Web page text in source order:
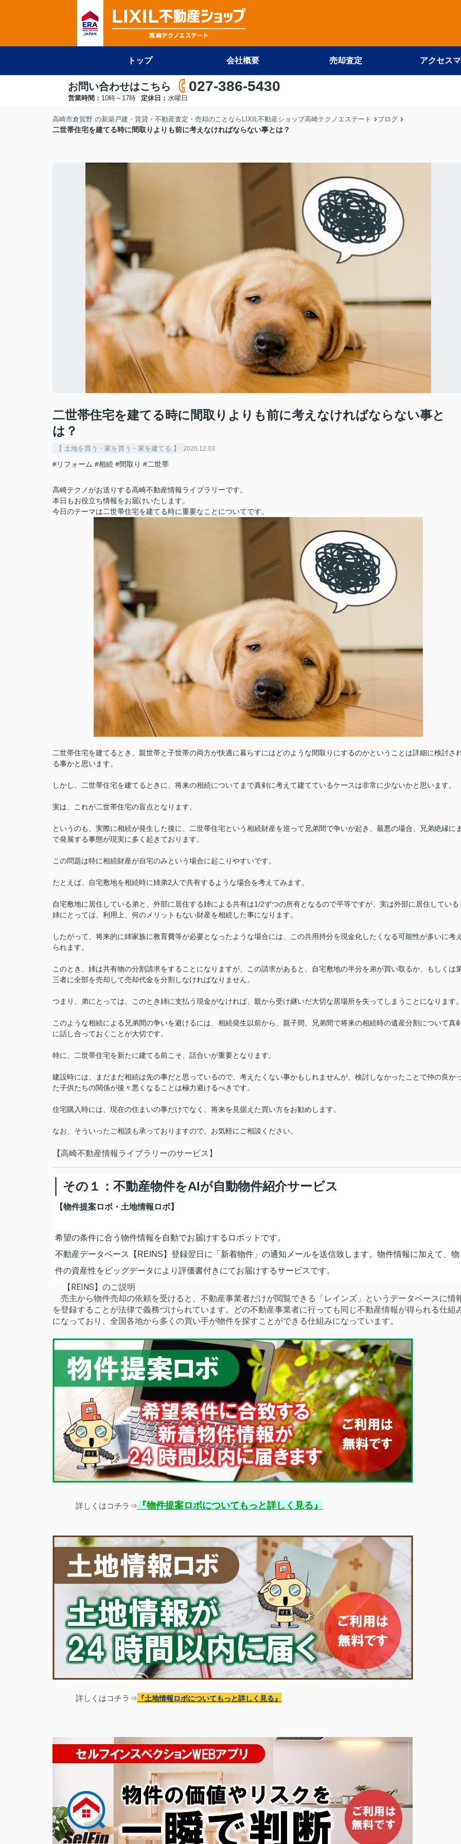
トップ 会社概要 売却査定 アクセス
お問い合わせはこちら 027-386-5430
営業時間： 10時～17時 定休日： 水曜日
高崎市倉賀野 の新築戸建・賃貸・不動産査定・売却のことならLIXIL不動産ショップ高崎テクノエステート ブログ
二世帯住宅を建てる時に間取りよりも前に考えなければならない事とは？
二世帯住宅を建てる時に間取りよりも前に考えなければならない事と
は？
【 土地を買う・家を買う・家を建てる 】 2020.12.03
#リフォーム #相続 #間取り #二世帯
高崎テクノがお送りする高崎不動産情報ライブラリーです。
本日もお役立ち情報をお届けいたします。
今日のテーマは二世帯住宅を建てる時に重要なことについてです。
二世帯住宅を建てるとき、親世帯と子世帯の両方が快適に暮らすにはどのような間取りにするのかということは詳細に検討さ
る事かと思います。
しかし、二世帯住宅を建てるときに、将来の相続についてまで真剣に考えて建てているケースは非常に少ないかと思います。
実は、これが二世帯住宅の盲点となります。
というのも、実際に相続が発生した後に、二世帯住宅という相続財産を巡って兄弟間で争いが起き、最悪の場合、兄弟絶縁に
で発展する事態が現実に多く起きております。
この問題は特に相続財産が自宅のみという場合に起こりやすいです。
たとえば、自宅敷地を相続時に姉弟2人で共有するような場合を考えてみます。
自宅敷地に居住している弟と、外部に居住する姉による共有は1/2ずつの所有となるので平等ですが、実は外部に居住している
姉にとっては、利用上、何のメリットもない財産を相続した事になります。
したがって、将来的に姉家族に教育費等が必要となったような場合には、この共用持分を現金化したくなる可能性が多いに考
られます。
このとき、姉は共有物の分割請求をすることになりますが、この請求があると、自宅敷地の半分を弟が買い取るか、もしくは
三者に全部を売却して売却代金を分割しなければなりません。
つまり、弟にとっては、このとき姉に支払う現金がなければ、親から受け継いだ大切な居場所を失ってしまうことになります
このような相続による兄弟間の争いを避けるには、相続発生以前から、親子間、兄弟間で将来の相続時の遺産分割について真
に話し合っておくことが大切です。
特に、二世帯住宅を新たに建てる前こそ、話合いが重要となります。
建設時には、まだまだ相続は先の事だと思っているので、考えたくない事かもしれませんが、検討しなかったことで仲の良か
た子供たちの関係が後々悪くなることは極力避けるべきです。
住宅購入時には、現在の住まいの事だけでなく、将来を見据えた買い方をお勧めします。
なお、そういったご相談も承っておりますので、お気軽にご相談ください。
【高崎不動産情報ライブラリーのサービス】
その１：不動産物件をAIが自動物件紹介サービス
【物件提案ロボ・土地情報ロボ】
希望の条件に合う物件情報を自動でお届けするロボットです。
不動産データベース【REINS】登録翌日に「新着物件」の通知メールを送信致します。物件情報に加えて、物
件の資産性をビッグデータにより評価書付きにてお届けするサービスです。
【REINS】のご説明
売主から物件売却の依頼を受けると、不動産事業者だけが閲覧できる「レインズ」というデータベースに情
を登録することが法律で義務づけられています。どの不動産事業者に行っても同じ不動産情報が得られる仕組
になっており、全国各地から多くの買い手が物件を探すことができる仕組みになっています。
詳しくはコチラ⇒ 『物件提案ロボについてもっと詳しく見る 』
詳しくはコチラ⇒ 『土地情報ロボについてもっと詳しく見る 』